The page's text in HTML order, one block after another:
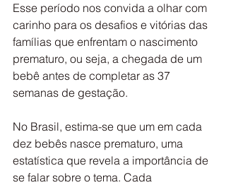
Esse período nos convida a olhar com
carinho para os desafios e vitórias das
famílias que enfrentam o nascimento
prematuro, ou seja, a chegada de um
bebê antes de completar as 37
semanas de gestação.
No Brasil, estima-se que um em cada
dez bebês nasce prematuro, uma
estatística que revela a importância de
se falar sobre o tema. Cada